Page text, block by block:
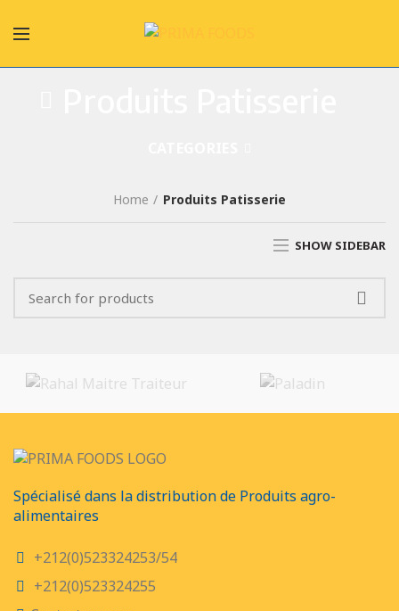
Home Produits Patisserie
SHOW SIDEBAR
Spécialisé dans la distribution de Produits agro-
alimentaires
+212(0)523324253/54
+212(0)523324255